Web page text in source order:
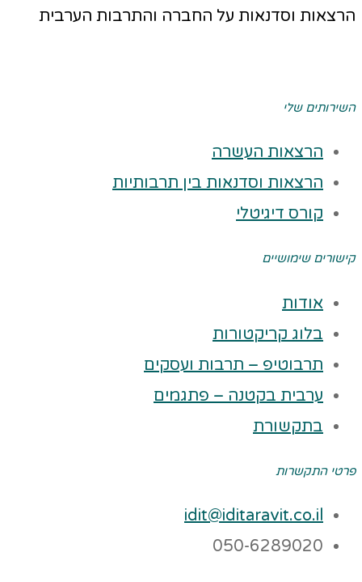
הרצאות וסדנאות על החברה והתרבות הערבית
השירותים שלי
הרצאות העשרה
הרצאות וסדנאות בין תרבותיות
קורס דיגיטלי
קישורים שימושיים
אודות
בלוג קריקטורות
תרבוטיפ – תרבות ועסקים
ערבית בקטנה – פתגמים
בתקשורת
פרטי התקשרות
idit@iditaravit.co.il
050-6289020